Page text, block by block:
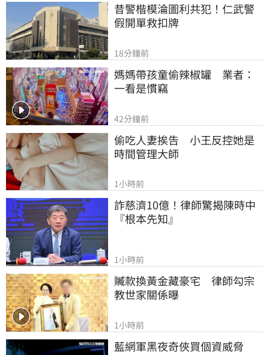
昔警楷模淪圖利共犯！仁武警
假開單救扣牌
18分鐘前
媽媽帶孩童偷辣椒罐　業者：
一看是慣竊
42分鐘前
偷吃人妻挨告　小王反控她是
時間管理大師
1小時前
詐慈濟10億！律師驚揭陳時中
『根本先知』
1小時前
贓款換黃金藏豪宅　律師勾宗
教世家關係曝
1小時前
藍網軍黑夜奇俠買個資威脅